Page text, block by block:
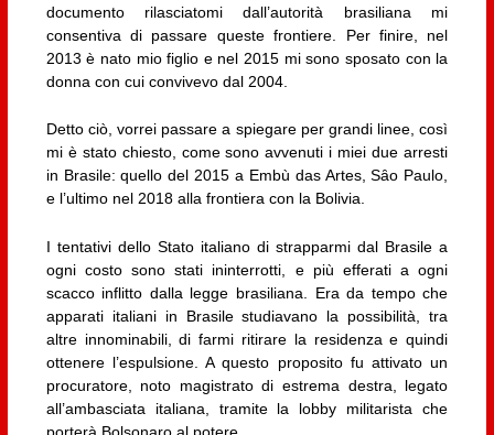
documento rilasciatomi dall’autorità brasiliana mi
consentiva di passare queste frontiere. Per finire, nel
2013 è nato mio figlio e nel 2015 mi sono sposato con la
donna con cui convivevo dal 2004.
Detto ciò, vorrei passare a spiegare per grandi linee, così
mi è stato chiesto, come sono avvenuti i miei due arresti
in Brasile: quello del 2015 a Embù das Artes, Sȃo Paulo,
e l’ultimo nel 2018 alla frontiera con la Bolivia.
I tentativi dello Stato italiano di strapparmi dal Brasile a
ogni costo sono stati ininterrotti, e più efferati a ogni
scacco inflitto dalla legge brasiliana. Era da tempo che
apparati italiani in Brasile studiavano la possibilità, tra
altre innominabili, di farmi ritirare la residenza e quindi
ottenere l’espulsione. A questo proposito fu attivato un
procuratore, noto magistrato di estrema destra, legato
all’ambasciata italiana, tramite la lobby militarista che
porterà Bolsonaro al potere.